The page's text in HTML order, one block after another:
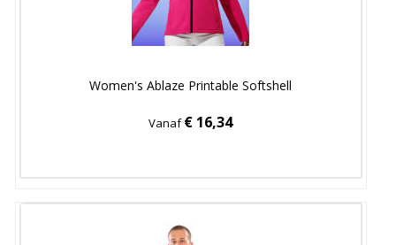
Women's Ablaze Printable Softshell
Vanaf€ 16,34